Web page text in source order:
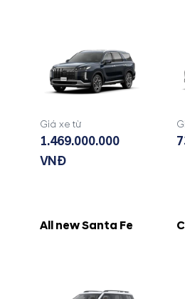
Giá xe từ
1.469.000.000
VNĐ
All new Santa Fe